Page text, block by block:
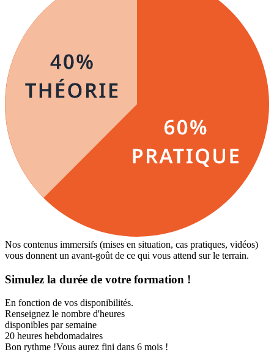
Nos contenus immersifs (mises en situation, cas pratiques, vidéos)
vous donnent un avant-goût de ce qui vous attend sur le terrain.
Simulez la durée de votre formation !
En fonction de vos disponibilités.
Renseignez le nombre d'heures
disponibles par semaine
20 heures hebdomadaires
Bon rythme !Vous aurez fini dans 6 mois !